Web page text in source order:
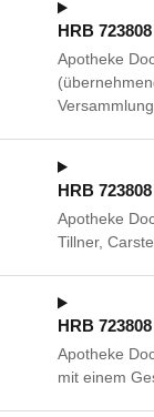
HRB 723808
Apotheke
HRB 723808
Apotheke
Tillner,
HRB 723808
Apotheke
mit einem